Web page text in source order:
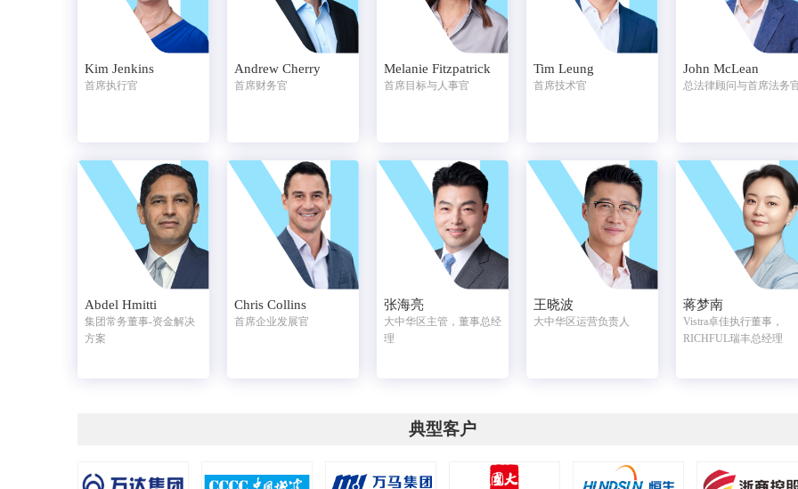
Kim Jenkins
首席执行官
Andrew Cherry
首席财务官
Melanie Fitzpatrick
首席目标与人事官
Tim Leung
首席技术官
John McLean
总法律顾问与首席法务
Abdel Hmitti
集团常务董事-资金解决
方案
Chris Collins
首席企业发展官
张海亮
大中华区主管，董事总经
理
王晓波
大中华区运营负责人
蒋梦南
Vistra卓佳执行董事，
RICHFUL瑞丰总经理
典型客户